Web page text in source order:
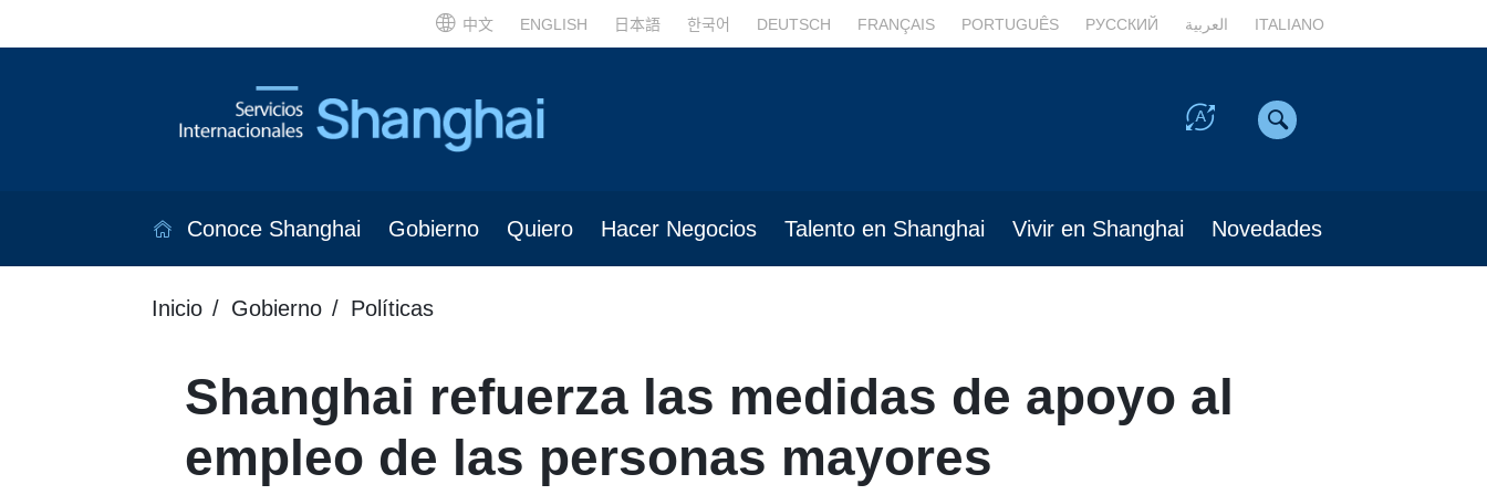
中文 ENGLISH 日本語 한국어 DEUTSCH FRANÇAIS PORTUGUÊS РУССКИЙ العربية ITALIANO
Conoce Shanghai Gobierno Quiero Hacer Negocios Talento en Shanghai Vivir en Shanghai Novedades
Inicio Gobierno Políticas
Shanghai refuerza las medidas de apoyo al
empleo de las personas mayores